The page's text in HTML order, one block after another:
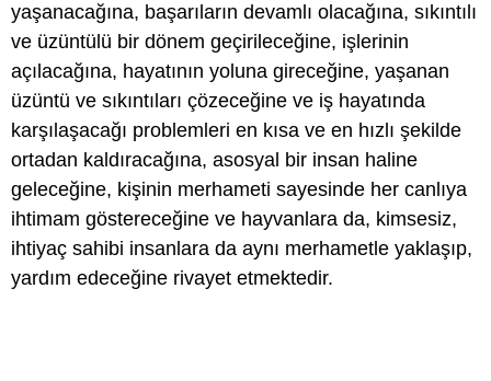
yaşanacağına, başarıların devamlı olacağına, sıkıntılı
ve üzüntülü bir dönem geçirileceğine, işlerinin
açılacağına, hayatının yoluna gireceğine, yaşanan
üzüntü ve sıkıntıları çözeceğine ve iş hayatında
karşılaşacağı problemleri en kısa ve en hızlı şekilde
ortadan kaldıracağına, asosyal bir insan haline
geleceğine, kişinin merhameti sayesinde her canlıya
ihtimam göstereceğine ve hayvanlara da, kimsesiz,
ihtiyaç sahibi insanlara da aynı merhametle yaklaşıp,
yardım edeceğine rivayet etmektedir.